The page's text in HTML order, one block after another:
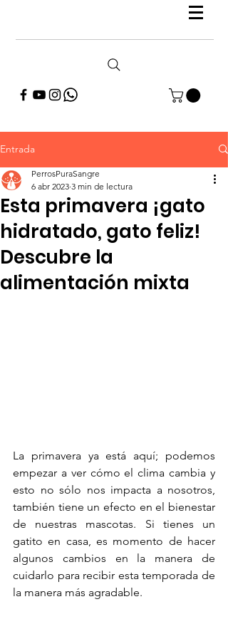
Entrada
Esta primavera ¡gato
hidratado, gato feliz!
Descubre la
alimentación mixta
PerrosPuraSangre
6 abr 2023 3 min de lectura
La primavera ya está aquí; podemos
empezar a ver cómo el clima cambia y
esto no sólo nos impacta a nosotros,
también tiene un efecto en el bienestar
de nuestras mascotas. Si tienes un
gatito en casa, es momento de hacer
algunos cambios en la manera de
cuidarlo para recibir esta temporada de
la manera más agradable.